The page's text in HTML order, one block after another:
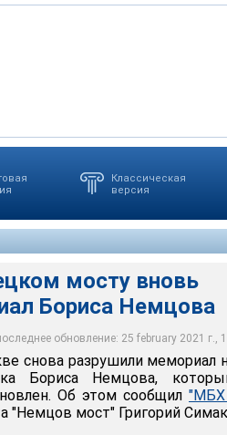
Классическая
версия
мосту вновь
Бориса Немцова
обновление: 25 february 2021 г.,
ликвидировали мемориал
снова разрушили мемориал
Бориса Немцова,
Об этом сообщил "МБХ
"Немцов мост" Григорий